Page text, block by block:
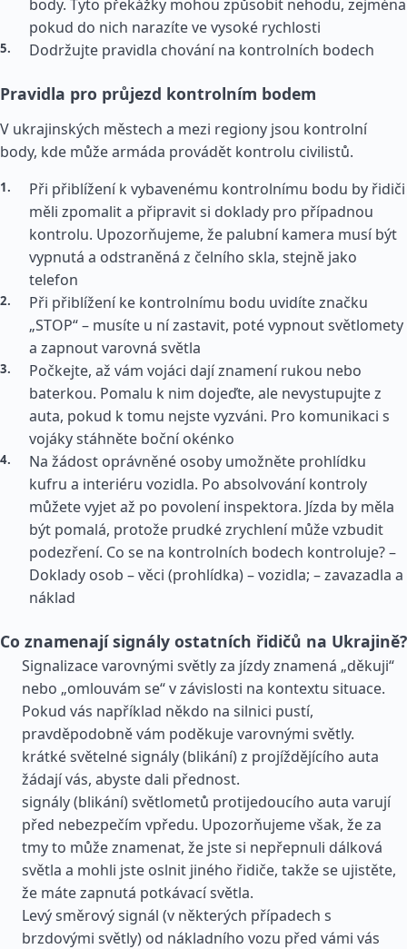
body. Tyto překážky mohou způsobit nehodu, zejména
pokud do nich narazíte ve vysoké rychlosti
Dodržujte pravidla chování na kontrolních bodech
Pravidla pro průjezd kontrolním bodem
V ukrajinských městech a mezi regiony jsou kontrolní
body, kde může armáda provádět kontrolu civilistů.
Při přiblížení k vybavenému kontrolnímu bodu by řidiči
měli zpomalit a připravit si doklady pro případnou
kontrolu. Upozorňujeme, že palubní kamera musí být
vypnutá a odstraněná z čelního skla, stejně jako
telefon
Při přiblížení ke kontrolnímu bodu uvidíte značku
„STOP“ – musíte u ní zastavit, poté vypnout světlomety
a zapnout varovná světla
Počkejte, až vám vojáci dají znamení rukou nebo
baterkou. Pomalu k nim dojeďte, ale nevystupujte z
auta, pokud k tomu nejste vyzváni. Pro komunikaci s
vojáky stáhněte boční okénko
Na žádost oprávněné osoby umožněte prohlídku
kufru a interiéru vozidla. Po absolvování kontroly
můžete vyjet až po povolení inspektora. Jízda by měla
být pomalá, protože prudké zrychlení může vzbudit
podezření. Co se na kontrolních bodech kontroluje? –
Doklady osob – věci (prohlídka) – vozidla; – zavazadla a
náklad
Co znamenají signály ostatních řidičů na Ukrajině?
Signalizace varovnými světly za jízdy znamená „děkuji“
nebo „omlouvám se“ v závislosti na kontextu situace.
Pokud vás například někdo na silnici pustí,
pravděpodobně vám poděkuje varovnými světly.
krátké světelné signály (blikání) z projíždějícího auta
žádají vás, abyste dali přednost.
signály (blikání) světlometů protijedoucího auta varují
před nebezpečím vpředu. Upozorňujeme však, že za
tmy to může znamenat, že jste si nepřepnuli dálková
světla a mohli jste oslnit jiného řidiče, takže se ujistěte,
že máte zapnutá potkávací světla.
Levý směrový signál (v některých případech s
brzdovými světly) od nákladního vozu před vámi vás